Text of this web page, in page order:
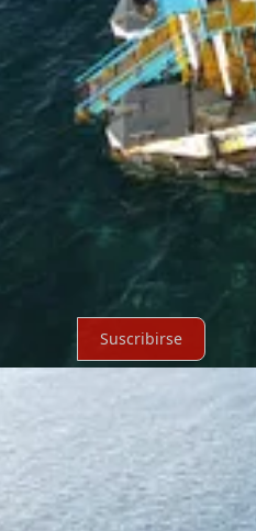
Suscribirse
·Privacidad∙Términos∙Aviso